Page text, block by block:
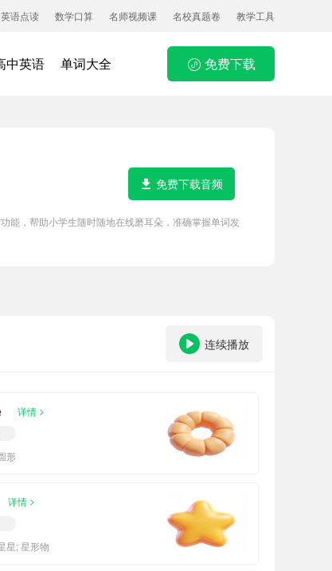
英语点读 数学口算 名师视频课 名校真题卷 教学工具
中英语 单词大全 免费下载
能，帮助小学生随时随地在线磨耳朵，准确掌握单词发
免费下载音频
连续播放
详情 >
形
详情 >
星; 星形物